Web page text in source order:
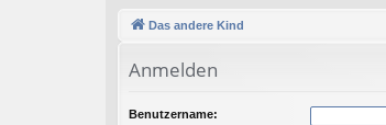
Das andere Kind
Anmelden
Benutzername: